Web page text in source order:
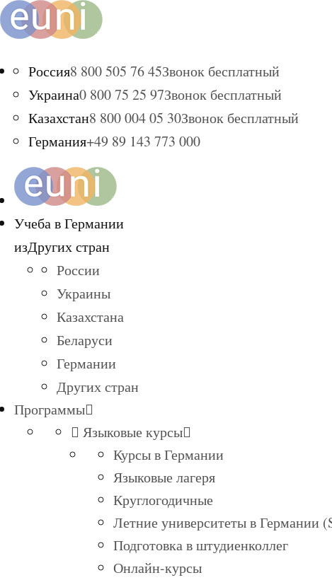
Россия8 800 505 76 45Звонок бесплатный
Украина0 800 75 25 97Звонок бесплатный
Казахстан8 800 004 05 30Звонок бесплатный
Германия+49 89 143 773 000
Учеба в Германии
изДругих стран
России
Украины
Казахстана
Беларуси
Германии
Других стран
Программы
Языковые курсы
Курсы в Германии
Языковые лагеря
Круглогодичные
Летние университеты в Германии
Подготовка в штудиенколлег
Онлайн-курсы